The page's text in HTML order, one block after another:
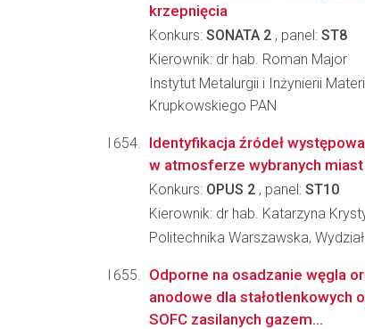
krzepnięcia
Konkurs: SONATA 2 , panel: ST8
Kierownik: dr hab. Roman Major
Instytut Metalurgii i Inżynierii
Krupkowskiego PAN
Identyfikacja źródeł
w atmosferze wybranych
Konkurs: OPUS 2 , panel: ST10
Kierownik: dr hab. Katarzyna
Politechnika Warszawska,
Odporne na osadzanie węgla
anodowe dla stałotlenkowych
SOFC zasilanych gazem...